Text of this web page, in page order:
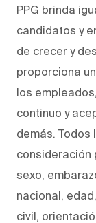
PPG brinda
candidatos y
de crecer y
proporciona
los
continuo y
demás.
consideración
sexo,
nacional,
civil,